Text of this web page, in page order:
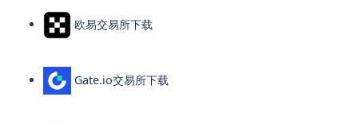
欧易交易所下载
Gate.io交易所下载